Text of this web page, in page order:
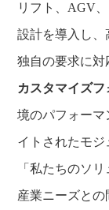
リフト、AGV
設計を導入し、
独自の要求に対
カスタマイズフ
境のパフォーマ
イトされたモジ
「私たちのソ
産業ニーズと